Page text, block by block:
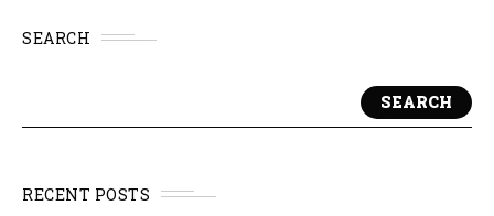
SEARCH
SEARCH
RECENT POSTS